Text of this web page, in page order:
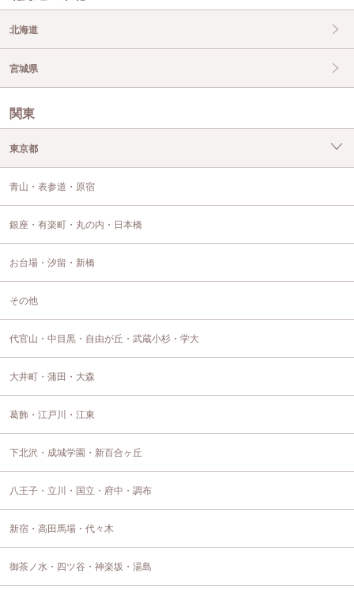
北海道
宮城県
関東
東京都
青山・表参道・原宿
銀座・有楽町・丸の内・日本橋
お台場・汐留・新橋
その他
代官山・中目黒・自由が丘・武蔵小杉・学大
大井町・蒲田・大森
葛飾・江戸川・江東
下北沢・成城学園・新百合ヶ丘
八王子・立川・国立・府中・調布
新宿・高田馬場・代々木
御茶ノ水・四ツ谷・神楽坂・湯島